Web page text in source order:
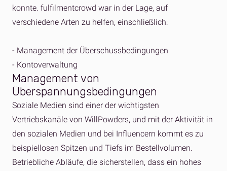
konnte. fulfilmentcrowd war in der Lage, auf
verschiedene Arten zu helfen, einschließlich:
- Management der Überschussbedingungen
- Kontoverwaltung
Management von
Überspannungsbedingungen
Soziale Medien sind einer der wichtigsten
Vertriebskanäle von WillPowders, und mit der Aktivität in
den sozialen Medien und bei Influencern kommt es zu
beispiellosen Spitzen und Tiefs im Bestellvolumen.
Betriebliche Abläufe, die sicherstellen, dass ein hohes